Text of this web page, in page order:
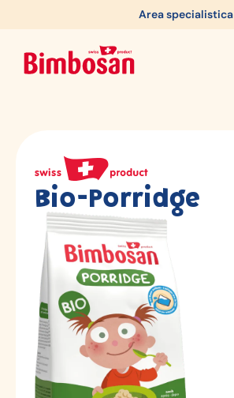
Area specialistica
Bio-Porridge